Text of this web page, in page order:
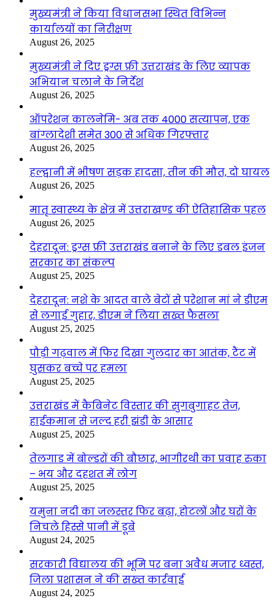
मुख्यमंत्री ने किया विधानसभा स्थित विभिन्न
कार्यालयों का निरीक्षण
August 26, 2025
मुख्यमंत्री ने दिए ड्रग्स फ्री उत्तराखंड के लिए व्यापक
अभियान चलाने के निर्देश
August 26, 2025
ऑपरेशन कालनेमि- अब तक 4000 सत्यापन, एक
बांग्लादेशी समेत 300 से अधिक गिरफ्तार
August 26, 2025
हल्द्वानी में भीषण सड़क हादसा, तीन की मौत, दो घायल
August 26, 2025
मातृ स्वास्थ्य के क्षेत्र में उत्तराखण्ड की ऐतिहासिक पहल
August 26, 2025
देहरादून: ड्रग्स फ्री उत्तराखंड बनाने के लिए डबल इंजन
सरकार का संकल्प
August 25, 2025
देहरादून: नशे के आदत वाले बेटों से परेशान मां ने डीएम
से लगाई गुहार, डीएम ने लिया सख्त फैसला
August 25, 2025
पौड़ी गढ़वाल में फिर दिखा गुलदार का आतंक, टैंट में
घुसकर बच्चे पर हमला
August 25, 2025
उत्तराखंड में कैबिनेट विस्तार की सुगबुगाहट तेज,
हाईकमान से जल्द हरी झंडी के आसार
August 25, 2025
तेलगाड में बोल्डरों की बौछार, भागीरथी का प्रवाह रुका
– भय और दहशत में लोग
August 25, 2025
यमुना नदी का जलस्तर फिर बढ़ा, होटलों और घरों के
निचले हिस्से पानी में डूबे
August 24, 2025
सरकारी विद्यालय की भूमि पर बना अवैध मजार ध्वस्त,
जिला प्रशासन ने की सख्त कार्रवाई
August 24, 2025